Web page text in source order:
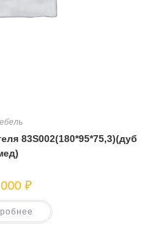
83S002(180*95*75,3)(дуб
₽